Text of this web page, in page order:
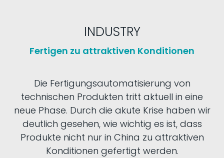
INDUSTRY
Fertigen zu attraktiven Konditionen
Die Fertigungsautomatisierung von
technischen Produkten tritt aktuell in eine
neue Phase. Durch die akute Krise haben wir
deutlich gesehen, wie wichtig es ist, dass
Produkte nicht nur in China zu attraktiven
Konditionen gefertigt werden.